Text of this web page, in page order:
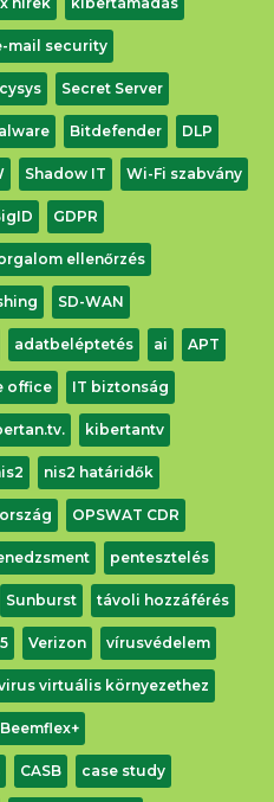
mail security
Secret Server
Bitdefender DLP
Shadow IT Wi-Fi szabvány
GDPR
ellenőrzés
SD-WAN
adatbeléptetés ai APT
office IT biztonság
kibertantv
nis2 határidők
OPSWAT CDR
pentesztelés
Sunburst távoli hozzáférés
Verizon vírusvédelem
virtuális környezethez
Beemflex+
CASB case study